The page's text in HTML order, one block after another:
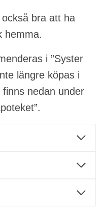
bra att ha
hemma.
i ”Syster
längre köpas i
nedan under